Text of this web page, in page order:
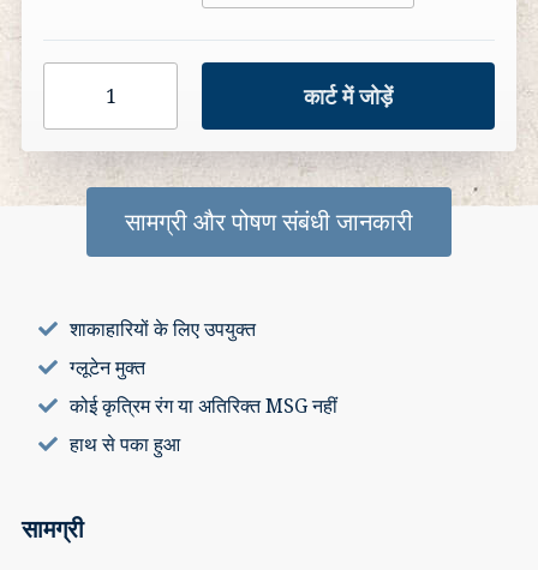
के
माध्यम
से
£22.50
सिरका
कार्ट में जोड़ें
सामग्री और पोषण संबंधी जानकारी
शाकाहारियों के लिए उपयुक्त
ग्लूटेन मुक्त
कोई कृत्रिम रंग या अतिरिक्त MSG नहीं
हाथ से पका हुआ
सामग्री